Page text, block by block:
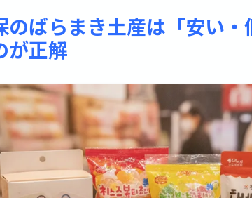
め商品のおさらい
選びを楽しもう
のばらまき土産は「安い・
が正解